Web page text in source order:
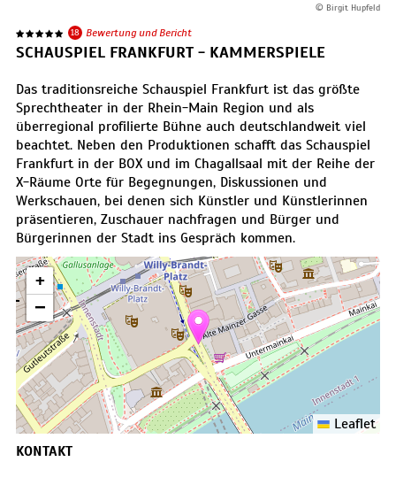
© Birgit Hupfeld
18 Bewertung und Bericht
SCHAUSPIEL FRANKFURT - KAMMERSPIELE
Das traditionsreiche Schauspiel Frankfurt ist das größte
Sprechtheater in der Rhein-Main Region und als
überregional profilierte Bühne auch deutschlandweit viel
beachtet. Neben den Produktionen schafft das Schauspiel
Frankfurt in der BOX und im Chagallsaal mit der Reihe der
X-Räume Orte für Begegnungen, Diskussionen und
Werkschauen, bei denen sich Künstler und Künstlerinnen
präsentieren, Zuschauer nachfragen und Bürger und
Bürgerinnen der Stadt ins Gespräch kommen.
+
−
Leaflet
KONTAKT